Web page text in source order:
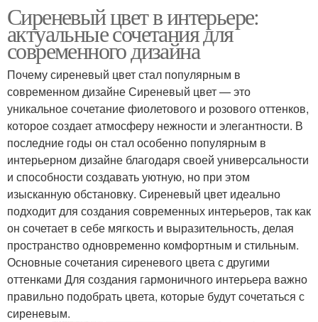
Сиреневый цвет в интерьере:
актуальные сочетания для
современного дизайна
Почему сиреневый цвет стал популярным в
современном дизайне Сиреневый цвет — это
уникальное сочетание фиолетового и розового оттенков,
которое создает атмосферу нежности и элегантности. В
последние годы он стал особенно популярным в
интерьерном дизайне благодаря своей универсальности
и способности создавать уютную, но при этом
изысканную обстановку. Сиреневый цвет идеально
подходит для создания современных интерьеров, так как
он сочетает в себе мягкость и выразительность, делая
пространство одновременно комфортным и стильным.
Основные сочетания сиреневого цвета с другими
оттенками Для создания гармоничного интерьера важно
правильно подобрать цвета, которые будут сочетаться с
сиреневым.